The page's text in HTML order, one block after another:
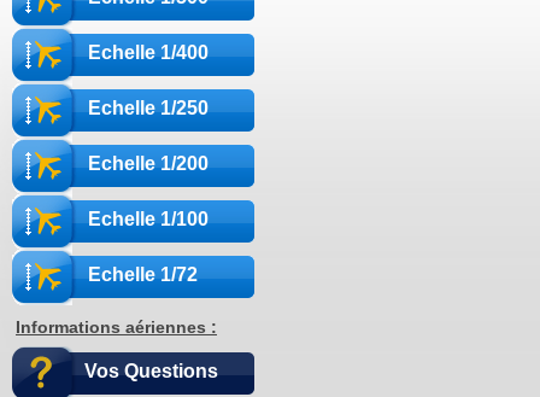
Echelle 1/400
Echelle 1/250
Echelle 1/200
Echelle 1/100
Echelle 1/72
Informations aériennes :
Vos Questions